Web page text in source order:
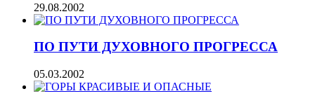
29.08.2002
ПО ПУТИ ДУХОВНОГО ПРОГРЕССА
05.03.2002